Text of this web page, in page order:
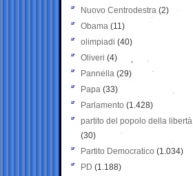
Nuovo Centrodestra (2)
Obama (11)
olimpiadi (40)
Oliveri (4)
Pannella (29)
Papa (33)
Parlamento (1.428)
partito del popolo della libertà
(30)
Partito Democratico (1.034)
PD (1.188)